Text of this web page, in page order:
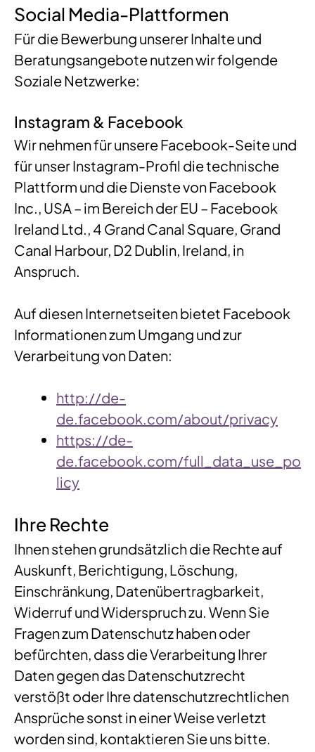
Social Media-Plattformen
Für die Bewerbung unserer Inhalte und
Beratungsangebote nutzen wir folgende
Soziale Netzwerke:
Instagram & Facebook
Wir nehmen für unsere Facebook-Seite und
für unser Instagram-Profil die technische
Plattform und die Dienste von Facebook
Inc., USA – im Bereich der EU – Facebook
Ireland Ltd., 4 Grand Canal Square, Grand
Canal Harbour, D2 Dublin, Ireland, in
Anspruch.
Auf diesen Internetseiten bietet Facebook
Informationen zum Umgang und zur
Verarbeitung von Daten:
http://de-
de.facebook.com/about/privacy
https://de-
de.facebook.com/full_data_use_po
licy
Ihre Rechte
Ihnen stehen grundsätzlich die Rechte auf
Auskunft, Berichtigung, Löschung,
Einschränkung, Datenübertragbarkeit,
Widerruf und Widerspruch zu. Wenn Sie
Fragen zum Datenschutz haben oder
befürchten, dass die Verarbeitung Ihrer
Daten gegen das Datenschutzrecht
verstößt oder Ihre datenschutzrechtlichen
Ansprüche sonst in einer Weise verletzt
worden sind, kontaktieren Sie uns bitte.